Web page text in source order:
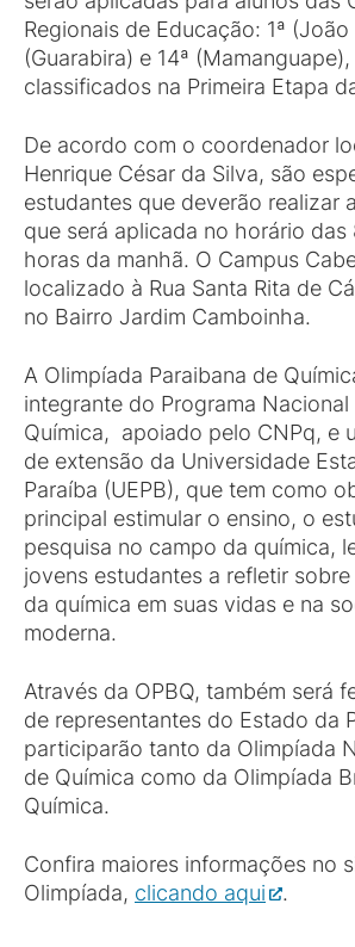
Regionais de Educação: 1ª (João
(Guarabira) e 14ª
classificados na Primeira Etapa
De acordo com o coordenador
Henrique César da Silva, são
estudantes que deverão realizar
que será aplicada no horário das
horas da manhã. O Campus
localizado à Rua Santa Rita de
no Bairro Jardim Camboinha.
A Olimpíada Paraibana de
integrante do Programa
Química, apoiado pelo CNPq, e
de extensão da Universidade
Paraíba (UEPB), que tem como
principal estimular o ensino, o
pesquisa no campo da química,
jovens estudantes a refletir
da química em suas vidas e na
moderna.
Através da OPBQ, também será
de representantes do Estado da
participarão tanto da Olimpíada
de Química como da Olimpíada
Química.
Confira maiores informações no
Olimpíada, clicando aqui .